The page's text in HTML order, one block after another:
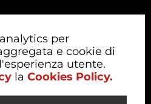
per
e cookie di
utente.
la Cookies Policy.